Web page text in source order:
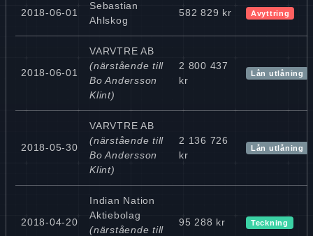
2018-06-01
Sebastian
Ahlskog
582 829 kr Avyttring
2018-06-01
VARVTRE AB
(närstående till
Bo Andersson
Klint)
2 800 437
kr
Lån utlåning
2018-05-30
VARVTRE AB
(närstående till
Bo Andersson
Klint)
2 136 726
kr
Lån utlåning
2018-04-20
Indian Nation
Aktiebolag
(närstående till
95 288 kr Teckning